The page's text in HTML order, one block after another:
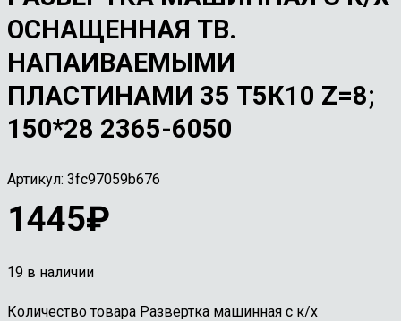
ОСНАЩЕННАЯ ТВ.
НАПАИВАЕМЫМИ
ПЛАСТИНАМИ 35 Т5К10 Z=8;
150*28 2365-6050
Артикул: 3fc97059b676
1445₽
19 в наличии
Количество товара Развертка машинная с к/х